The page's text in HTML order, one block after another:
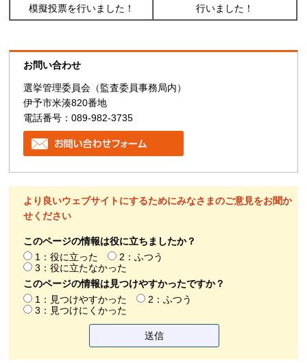
模擬投票を行いました！
行いました！
お問い合わせ
選挙管理委員会（監査委員事務局内）
伊予市米湊820番地
電話番号：089-982-3735
より良いウェブサイトにするためにみなさまのご意見をお聞か
せください
このページの情報は役に立ちましたか？
1：役に立った
2：ふつう
3：役に立たなかった
このページの情報は見つけやすかったですか？
1：見つけやすかった
2：ふつう
3：見つけにくかった